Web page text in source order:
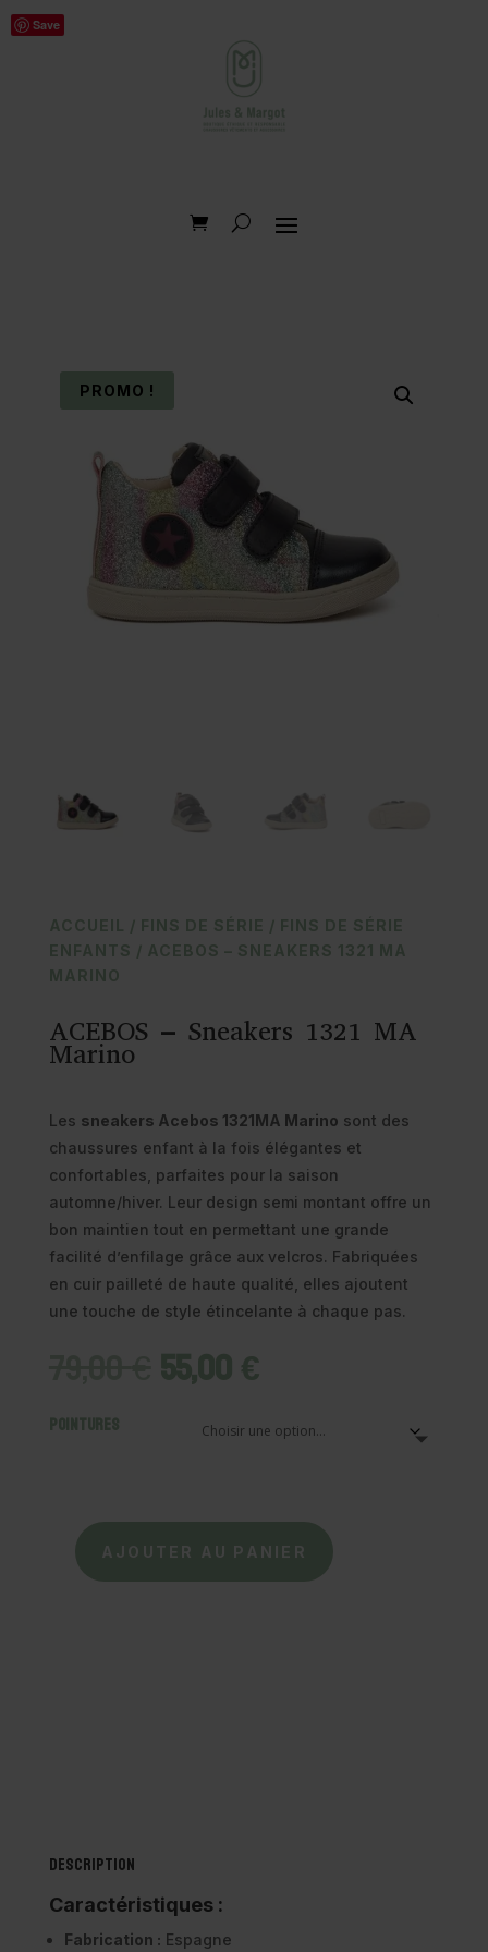
Save
PROMO !
ACCUEIL / FINS DE SÉRIE / FINS DE SÉRIE
ENFANTS / ACEBOS – SNEAKERS 1321 MA
MARINO
ACEBOS – Sneakers 1321 MA
Marino
Les sneakers Acebos 1321MA Marino sont des
chaussures enfant à la fois élégantes et
confortables, parfaites pour la saison
automne/hiver. Leur design semi montant offre un
bon maintien tout en permettant une grande
facilité d’enfilage grâce aux velcros. Fabriquées
en cuir pailleté de haute qualité, elles ajoutent
une touche de style étincelante à chaque pas.
Le
prixinitial
était :
55,00€
actuel
est :
Pointures
quantitéAJOUTER AU PANIER
Description
Caractéristiques :
Fabrication : Espagne